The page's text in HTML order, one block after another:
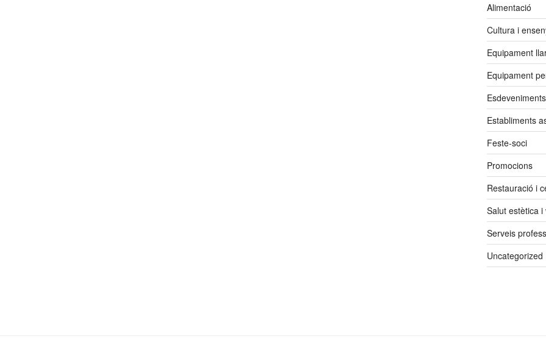
Alimentació
Cultura i
Equipament
Equipament
Esdeveniments
Establiments
Feste-soci
Promocions
Restauració i
Salut estètica i
Serveis
Uncategorized